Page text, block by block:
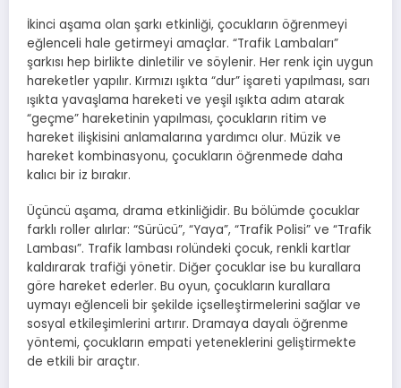
İkinci aşama olan şarkı etkinliği, çocukların öğrenmeyi
eğlenceli hale getirmeyi amaçlar. “Trafik Lambaları”
şarkısı hep birlikte dinletilir ve söylenir. Her renk için uygun
hareketler yapılır. Kırmızı ışıkta “dur” işareti yapılması, sarı
ışıkta yavaşlama hareketi ve yeşil ışıkta adım atarak
“geçme” hareketinin yapılması, çocukların ritim ve
hareket ilişkisini anlamalarına yardımcı olur. Müzik ve
hareket kombinasyonu, çocukların öğrenmede daha
kalıcı bir iz bırakır.
Üçüncü aşama, drama etkinliğidir. Bu bölümde çocuklar
farklı roller alırlar: “Sürücü”, “Yaya”, “Trafik Polisi” ve “Trafik
Lambası”. Trafik lambası rolündeki çocuk, renkli kartlar
kaldırarak trafiği yönetir. Diğer çocuklar ise bu kurallara
göre hareket ederler. Bu oyun, çocukların kurallara
uymayı eğlenceli bir şekilde içselleştirmelerini sağlar ve
sosyal etkileşimlerini artırır. Dramaya dayalı öğrenme
yöntemi, çocukların empati yeteneklerini geliştirmekte
de etkili bir araçtır.